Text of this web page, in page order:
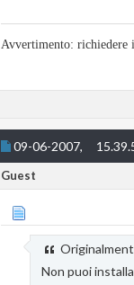
Avvertimento: richiedere
09-06-2007,
Guest
Non puoi